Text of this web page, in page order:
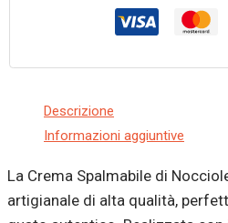
Descrizione
Informazioni aggiuntive
La Crema Spalmabile di
artigianale di alta qualità,